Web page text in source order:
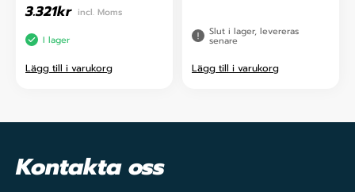
3.321kr incl. Moms
I lager
Lägg till i varukorg
Slut i lager, levereras
senare
Lägg till i varukorg
Kontakta oss